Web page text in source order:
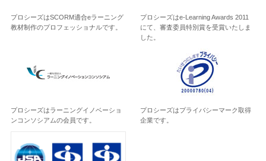
プロシーズはSCORM適合eラーニング
教材制作のプロフェッショナルです。
プロシーズはe-Learning Awards 2011
にて、審査委員特別賞を受賞いたしま
した。
プロシーズはラーニングイノベーショ
ンコンソシアムの会員です。
プロシーズはプライバシーマーク取得
企業です。